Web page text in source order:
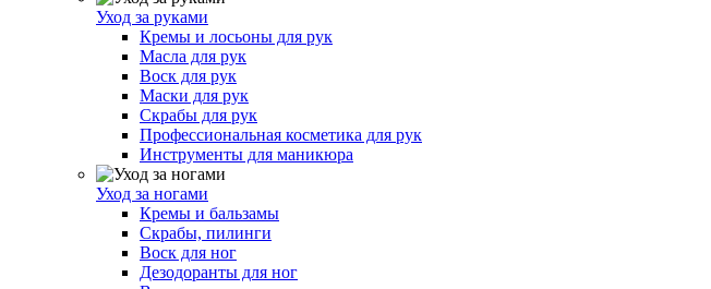
Уход за руками
Кремы и лосьоны для рук
Масла для рук
Воск для рук
Маски для рук
Скрабы для рук
Профессиональная косметика для рук
Инструменты для маникюра
Уход за ногами
Кремы и бальзамы
Скрабы, пилинги
Воск для ног
Дезодоранты для ног